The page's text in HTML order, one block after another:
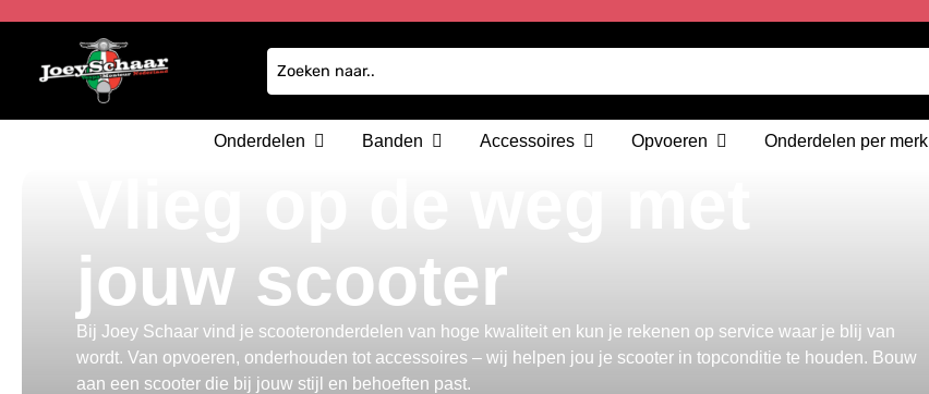
Onderdelen Banden Accessoires Opvoeren Onderdelen per merk
jouw scooter
Bij Joey Schaar vind je scooteronderdelen van hoge kwaliteit en kun je rekenen op service waar je blij van
wordt. Van opvoeren, onderhouden tot accessoires – wij helpen jou je scooter in topconditie te houden. Bouw
aan een scooter die bij jouw stijl en behoeften past.